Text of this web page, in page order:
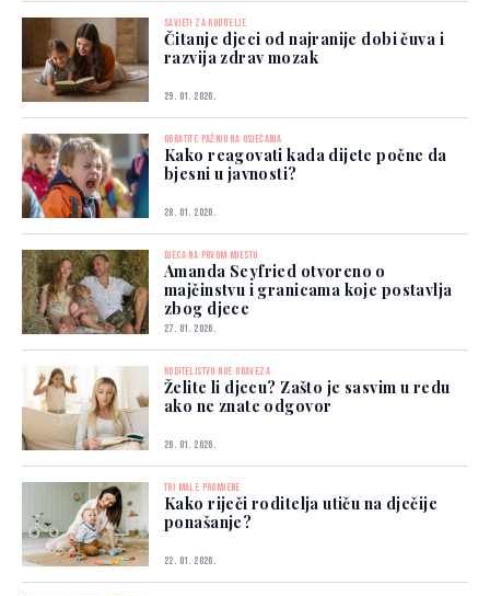
SAVJETI ZA RODITELJE
Čitanje djeci od najranije dobi čuva i
razvija zdrav mozak
29. 01. 2026.
OBRATITE PAŽNJU NA OSJEĆANJA
Kako reagovati kada dijete počne da
bjesni u javnosti?
28. 01. 2026.
DJECA NA PRVOM MJESTU
Amanda Seyfried otvoreno o
majčinstvu i granicama koje postavlja
zbog djece
27. 01. 2026.
RODITELJSTVO NIJE OBAVEZA
Želite li djecu? Zašto je sasvim u redu
ako ne znate odgovor
26. 01. 2026.
TRI MALE PROMJENE
Kako riječi roditelja utiču na dječije
ponašanje?
22. 01. 2026.